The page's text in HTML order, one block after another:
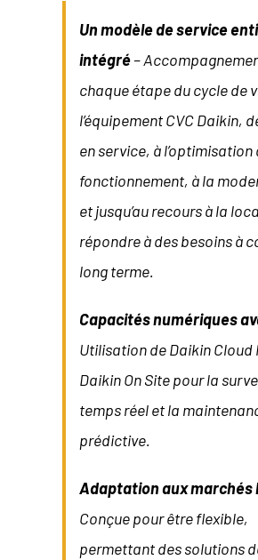
Un modèle de service
intégré–
chaque étape du cycle de
l’équipement CVC Daikin,
en service, à l’optimisation
fonctionnement, à la
et jusqu’au recours à la
répondre à des besoins à
long terme.
Capacités numériques
Utilisation de Daikin Cloud
Daikin On Site pour la
temps réel et la
prédictive.
Adaptation aux marchés
Conçue pour être flexible,
permettant des solutions